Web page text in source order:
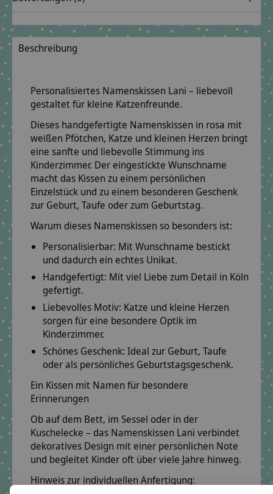
Beschreibung
Personalisiertes Namenskissen Lani – liebevoll
gestaltet für kleine Katzenfreunde.
Dieses handgefertigte Namenskissen in rosa mit
weißen Pfötchen, Katze und kleinen Herzen bringt
eine sanfte und liebevolle Stimmung ins
Kinderzimmer. Der eingestickte Wunschname
macht das Kissen zu einem persönlichen
Einzelstück und zu einem besonderen Geschenk
zur Geburt, Taufe oder zum Geburtstag.
Warum dieses Namenskissen so besonders ist:
Personalisierbar: Mit Wunschname bestickt
und dadurch ein echtes Unikat.
Handgefertigt: Mit viel Liebe zum Detail in Köln
gefertigt.
Liebevolles Motiv: Katze und kleine Herzen
sorgen für eine besondere Optik im
Kinderzimmer.
Schönes Geschenk: Ideal zur Geburt, Taufe
oder als persönliches Geburtstagsgeschenk.
Ein Kissen mit Namen für besondere
Erinnerungen
Ob auf dem Bett, im Sessel oder in der
Kuschelecke – das Namenskissen Lani verbindet
dekoratives Design mit einer persönlichen Note
und begleitet Kinder oft über viele Jahre hinweg.
Hinweis zur individuellen Anfertigung: